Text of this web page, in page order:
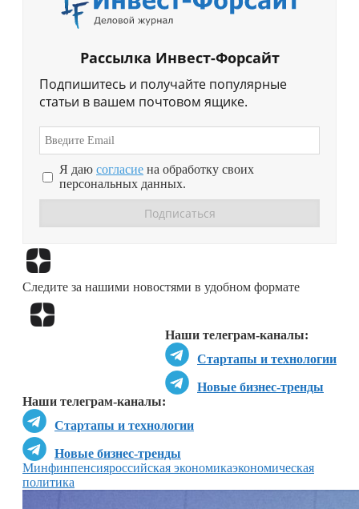
Рассылка Инвест-Форсайт
Подпишитесь и получайте популярные
статьи в вашем почтовом ящике.
Я даю согласие на обработку своих
персональных данных.
Следите за нашими новостями в удобном формате
Наши телеграм-каналы:
Стартапы и технологии
Новые бизнес-тренды
Наши телеграм-каналы:
Стартапы и технологии
Новые бизнес-тренды
Минфинпенсияроссийская экономикаэкономическая
политика